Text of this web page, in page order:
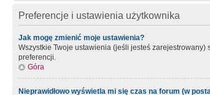
Preferencje i ustawienia użytkownika
Jak mogę zmienić moje ustawienia?
Wszystkie Twoje ustawienia (jeśli jesteś
preferencji.
Góra
Nieprawidłowo wyświetla mi się czas na forum (w